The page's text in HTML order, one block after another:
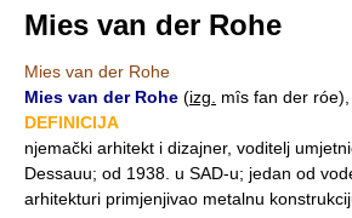
Mies van der Rohe
Mies van der Rohe
Mies van der Rohe (izg. mȋs fan der róe),
DEFINICIJA
njemački arhitekt i dizajner, voditelj
Dessauu; od 1938. u SAD-u; jedan od
arhitekturi primjenjivao metalnu